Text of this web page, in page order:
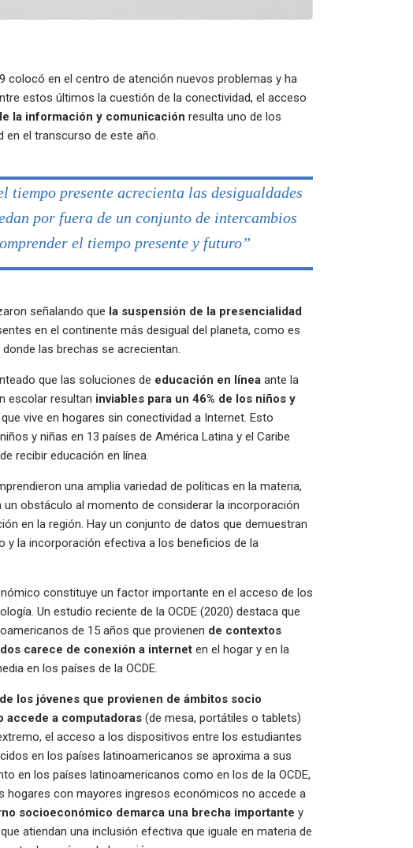
colocó en el centro de atención nuevos problemas y ha
estos últimos la cuestión de la conectividad, el acceso
la información y comunicación resulta uno de los
en el transcurso de este año.
tiempo presente acrecienta las desigualdades
por fuera de un conjunto de intercambios
el tiempo presente y futuro”
señalando que la suspensión de la presencialidad
en el continente más desigual del planeta, como es
las brechas se acrecientan.
que las soluciones de educación en línea ante la
escolar resultan inviables para un 46% de los niños y
que vive en hogares sin conectividad a Internet. Esto
y niñas en 13 países de América Latina y el Caribe
recibir educación en línea.
una amplia variedad de políticas en la materia,
un obstáculo al momento de considerar la incorporación
en la región. Hay un conjunto de datos que demuestran
y la incorporación efectiva a los beneficios de la
constituye un factor importante en el acceso de los
Un estudio reciente de la OCDE (2020) destaca que
de 15 años que provienen de contextos
carece de conexión a internet en el hogar y en la
en los países de la OCDE.
los jóvenes que provienen de ámbitos socio
accede a computadoras (de mesa, portátiles o tablets)
el acceso a los dispositivos entre los estudiantes
en los países latinoamericanos se aproxima a sus
en los países latinoamericanos como en los de la OCDE,
hogares con mayores ingresos económicos no accede a
socioeconómico demarca una brecha importante y
atiendan una inclusión efectiva que iguale en materia de